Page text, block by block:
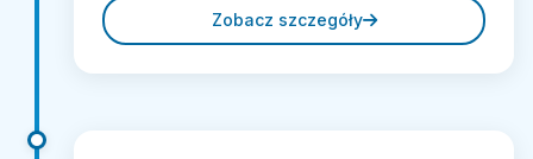
Zobacz szczegóły